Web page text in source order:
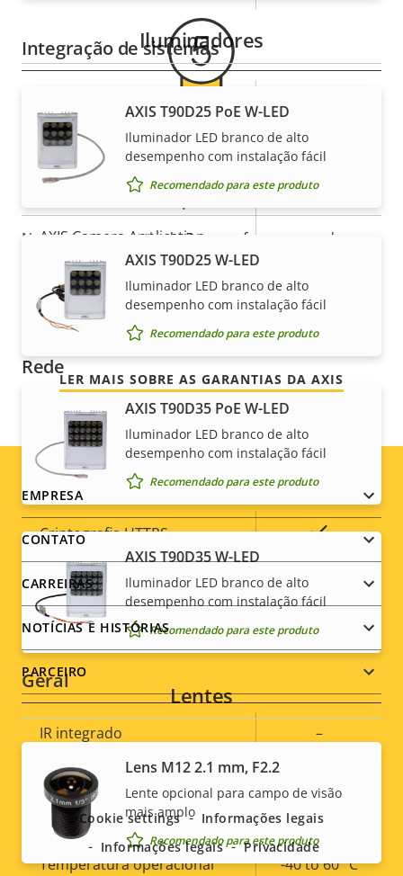
Integração de sistemas
da
propriedade
Valor da
propriedade
Detecção de áudio
Violação ativa
Entradas/saídas de alarme 1/1
AXIS Camera Application
Platform
E/S digital
Rede
Descrição
da
propriedade
Valor da
propriedade
Classe de PoE
Segurança
Descrição
propriedade
propriedade
Criptografia HTTPS Sim
IEEE 802.1X
OS assinado
Geral
Descrição
propriedade
Valor da
propriedade
IR integrado –
Armazenamento local
(entrada para cartão de
memória)
Sim
Temperatura operacional -40 to 60 °C
Iluminadores
AXIS T90D25 PoE W-LED
Iluminador LED branco de alto
desempenho com instalação fácil
Recomendado para este produto
AXIS T90D25 W-LED
Iluminador LED branco de alto
desempenho com instalação fácil
Recomendado para este produto
AXIS T90D35 PoE W-LED
Iluminador LED branco de alto
desempenho com instalação fácil
Recomendado para este produto
AXIS T90D35 W-LED
Iluminador LED branco de alto
desempenho com instalação fácil
Recomendado para este produto
Lentes
Lens M12 2.1 mm, F2.2
Lente opcional para campo de visão
mais amplo
Recomendado para este produto
Garantia de 5 anos para sua
tranquilidade
Nossa nova garantia de 5 anos oferece anos de
propriedade sem problemas, além de controle
sobre seus custos. E não há surpresas escondidas
nas letras miúdas – o que prometemos é
exatamente o que você recebe.
LER MAIS SOBRE AS GARANTIAS DA AXIS
Footer
menu
EMPRESA
CONTATO
CARREIRAS
NOTÍCIAS E HISTÓRIAS
PARCEIRO
Social
menu
Cookie settings
Informações legais
Informações legais
Privacidade